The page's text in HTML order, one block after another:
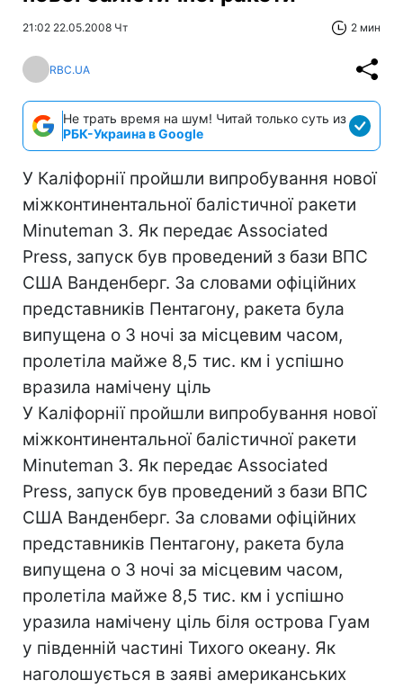
21:02 22.05.2008 Чт 2 мин
RBC.UA
Не трать время на шум! Читай только суть из
РБК-Украина в Google
У Каліфорнії пройшли випробування нової
міжконтинентальної балістичної ракети
Minuteman 3. Як передає Associated
Press, запуск був проведений з бази ВПС
США Ванденберг. За словами офіційних
представників Пентагону, ракета була
випущена о 3 ночі за місцевим часом,
пролетіла майже 8,5 тис. км і успішно
вразила намічену ціль
У Каліфорнії пройшли випробування нової
міжконтинентальної балістичної ракети
Minuteman 3. Як передає Associated
Press, запуск був проведений з бази ВПС
США Ванденберг. За словами офіційних
представників Пентагону, ракета була
випущена о 3 ночі за місцевим часом,
пролетіла майже 8,5 тис. км і успішно
уразила намічену ціль біля острова Гуам
у південній частині Тихого океану. Як
наголошується в заяві американських